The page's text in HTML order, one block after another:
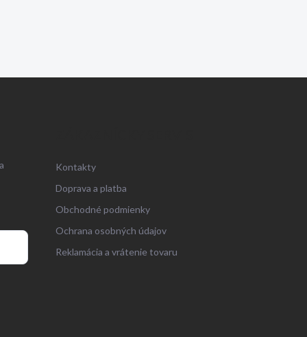
Kontakty
Doprava a platba
Obchodné podmienky
Ochrana osobných údajov
Reklamácia a vrátenie tovaru